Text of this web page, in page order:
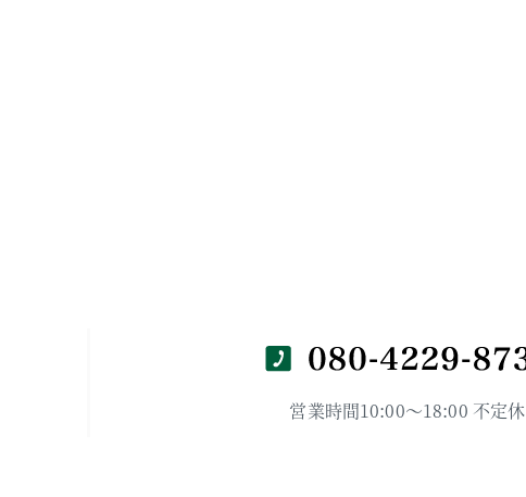
営業時間10:00～18:00 不定休